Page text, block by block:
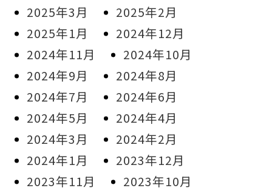
2025年3月
2025年2月
2025年1月
2024年12月
2024年11月
2024年10月
2024年9月
2024年8月
2024年7月
2024年6月
2024年5月
2024年4月
2024年3月
2024年2月
2024年1月
2023年12月
2023年11月
2023年10月